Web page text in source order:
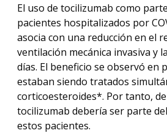
El uso de tocilizumab como
pacientes hospitalizados por
asocia con una reducción en el
ventilación mecánica invasiva y
días. El beneficio se observó en
estaban siendo tratados
corticoesteroides*. Por tanto,
tocilizumab debería ser parte
estos pacientes.